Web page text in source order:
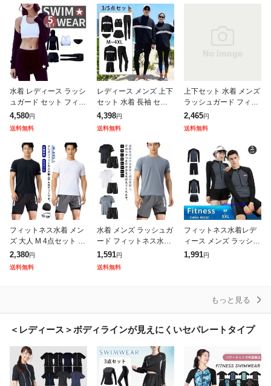
水着 レディース ラッシ
ュガード セット フィッ
トネス水着 体型カバー
フィットネス セットア
シャレ 5
4,580円
送料無料
レディース メンズ 上下
セット 水着 長袖 セパ
レート フィットネス 男
女ゾンチーブラウス シ
ンス 体型
4,398円
送料無料
上下セット 水着 メンズ
ラッシュガード フィッ
トネス セパレート 半袖
サーフパンツ UVカット
2,465円
送料無料
フィットネス水着 メン
ズ 大人 M 4点セット 2X
L 体型カバー 海水パン
ツ ラッシュガード おし
2,380円
送料無料
水着 メンズ ラッシュガ
ード フィットネス水着
半袖 Tシャツ ハーフパ
ンツ 2点セット セパレ
1,591円
送料無料
フィットネス水着レデ
ィース メンズ ラッシュ
ガード セパレート 長袖
1,991円
もっと見る
＜レディース＞ボディラインが見えにくいセパレートタイプ